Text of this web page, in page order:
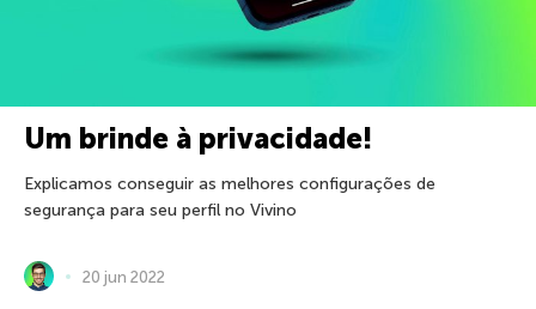
Um brinde à privacidade!
Explicamos conseguir as melhores configurações de
segurança para seu perfil no Vivino
20 jun 2022